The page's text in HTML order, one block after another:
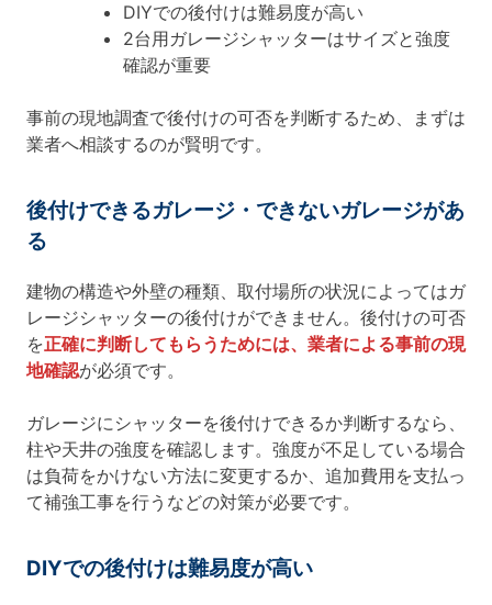
DIYでの後付けは難易度が高い
2台用ガレージシャッターはサイズと強度
確認が重要
事前の現地調査で後付けの可否を判断するため、まずは
業者へ相談するのが賢明です。
後付けできるガレージ・できないガレージがあ
る
建物の構造や外壁の種類、取付場所の状況によってはガ
レージシャッターの後付けができません。後付けの可否
を正確に判断してもらうためには、業者による事前の現
地確認が必須です。
ガレージにシャッターを後付けできるか判断するなら、
柱や天井の強度を確認します。強度が不足している場合
は負荷をかけない方法に変更するか、追加費用を支払っ
て補強工事を行うなどの対策が必要です。
DIYでの後付けは難易度が高い